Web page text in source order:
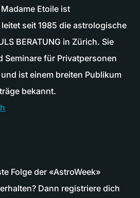
Etoile ist
seit 1985 die astrologische
BERATUNG in Zürich. Sie
Seminare für Privatpersonen
ist einem breiten Publikum
bekannt.
Folge der «AstroWeek»
Dann registriere dich